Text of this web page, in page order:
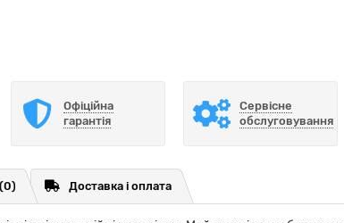
Офіційна
гарантія
Сервісне
обслуговування
(0) Доставка і оплата